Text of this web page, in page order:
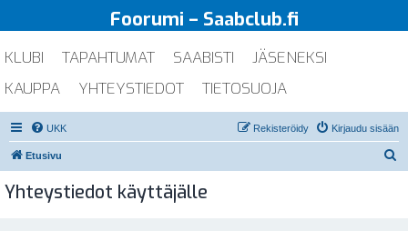
Foorumi – Saabclub.fi
KLUBI TAPAHTUMAT SAABISTI
JÄSENEKSI
KAUPPA
YHTEYSTIEDOT TIETOSUOJA
UKK Kirjaudu sisään
Rekisteröidy
Etusivu
Yhteystiedot käyttäjälle